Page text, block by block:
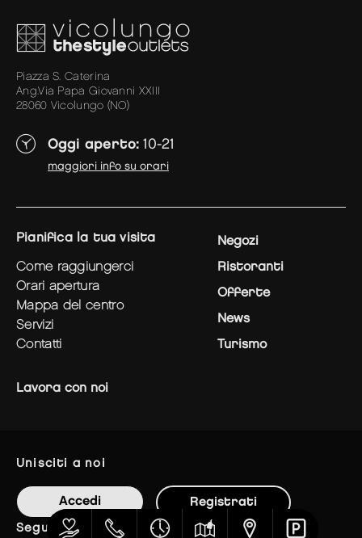
Piazza S. Caterina
Ang.Via Papa Giovanni XXIII
28060 Vicolungo (NO)
Oggi aperto: 10-21
maggiori info su orari
pianifica la tua visita
come raggiungerci
orari apertura
mappa del centro
servizi
contatti
Negozi
Ristoranti
Offerte
News
Turismo
Lavora con noi
unisciti a noi
Accedi Registrati
seguici